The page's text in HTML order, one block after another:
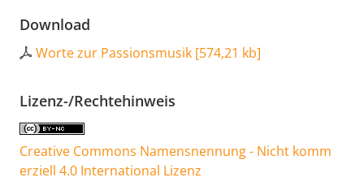
Download
Worte zur Passionsmusik [574,21 kb]
Lizenz-/Rechtehinweis
Creative Commons Namensnennung - Nicht komm
erziell 4.0 International Lizenz